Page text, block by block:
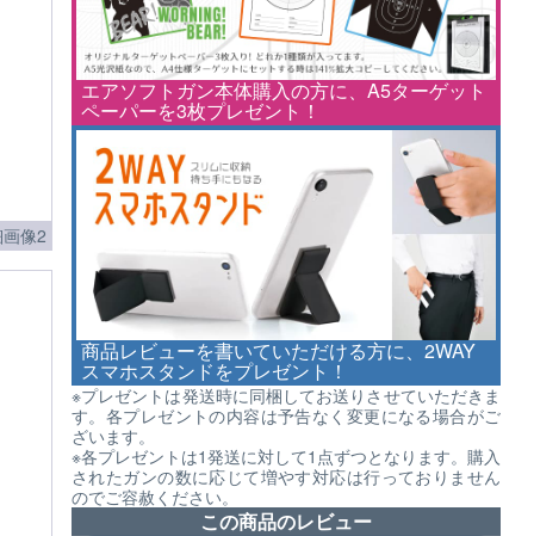
エアソフトガン本体購入の方に、A5ターゲット
ペーパーを3枚プレゼント！
商品レビューを書いていただける方に、2WAY
スマホスタンドをプレゼント！
※プレゼントは発送時に同梱してお送りさせていただきま
す。各プレゼントの内容は予告なく変更になる場合がご
ざいます。
※各プレゼントは1発送に対して1点ずつとなります。購入
されたガンの数に応じて増やす対応は行っておりません
のでご容赦ください。
この商品のレビュー
像2